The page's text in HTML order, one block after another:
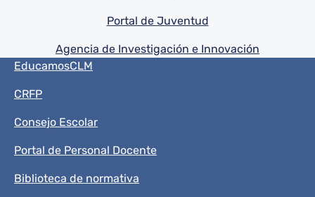
Portal de Juventud
Agencia de Investigación e Innovación
Menú del pie
EducamosCLM
CRFP
Consejo Escolar
Portal de Personal Docente
Biblioteca de normativa